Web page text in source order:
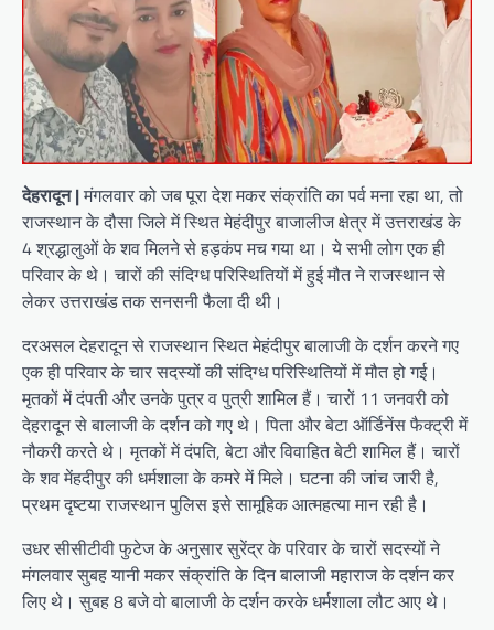
देहरादून |मंगलवार को जब पूरा देश मकर संक्रांति का पर्व मना रहा था, तो
राजस्थान के दौसा जिले में स्थित मेहंदीपुर बाजालीज क्षेत्र में उत्तराखंड के
4 श्रद्धालुओं के शव मिलने से हड़कंप मच गया था। ये सभी लोग एक ही
परिवार के थे। चारों की संदिग्ध परिस्थितियों में हुई मौत ने राजस्थान से
लेकर उत्तराखंड तक सनसनी फैला दी थी।
दरअसल देहरादून से राजस्थान स्थित मेहंदीपुर बालाजी के दर्शन करने गए
एक ही परिवार के चार सदस्यों की संदिग्ध परिस्थितियों में मौत हो गई।
मृतकों में दंपती और उनके पुत्र व पुत्री शामिल हैं। चारों 11 जनवरी को
देहरादून से बालाजी के दर्शन को गए थे। पिता और बेटा ऑर्डिनेंस फैक्ट्री में
नौकरी करते थे। मृतकों में दंपति, बेटा और विवाहित बेटी शामिल हैं। चारों
के शव मेंहदीपुर की धर्मशाला के कमरे में मिले। घटना की जांच जारी है,
प्रथम दृष्टया राजस्थान पुलिस इसे सामूहिक आत्महत्या मान रही है।
उधर सीसीटीवी फुटेज के अनुसार सुरेंद्र के परिवार के चारों सदस्यों ने
मंगलवार सुबह यानी मकर संक्रांति के दिन बालाजी महाराज के दर्शन कर
लिए थे। सुबह 8 बजे वो बालाजी के दर्शन करके धर्मशाला लौट आए थे।